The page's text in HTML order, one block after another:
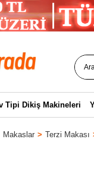
Tipi Dikiş Makineleri
Makaslar Terzi Makası